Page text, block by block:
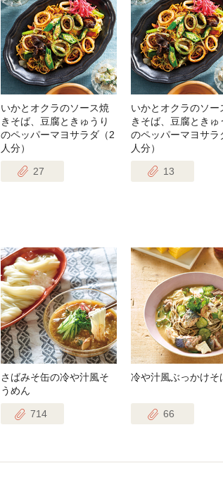
いかとオクラのソース焼
きそば、豆腐ときゅうり
のペッパーマヨサラダ（2
人分）
27
いかとオクラのソー
きそば、豆腐ときゅ
のペッパーマヨサラ
人分）
13
さばみそ缶の冷や汁風そ
うめん
714
冷や汁風ぶっかけそ
66